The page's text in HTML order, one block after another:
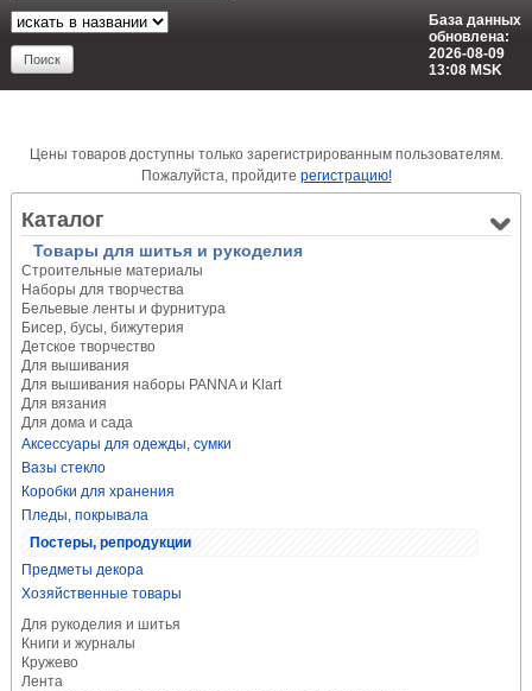
База данных
обновлена:
2026-08-09
13:08 MSK
Цены товаров доступны только зарегистрированным пользователям.
Пожалуйста, пройдите регистрацию!
Каталог
Товары для шитья и рукоделия
Строительные материалы
Наборы для творчества
Бельевые ленты и фурнитура
Бисер, бусы, бижутерия
Детское творчество
Для вышивания
Для вышивания наборы PANNA и Klart
Для вязания
Для дома и сада
Аксессуары для одежды, сумки
Вазы стекло
Коробки для хранения
Пледы, покрывала
Постеры, репродукции
Предметы декора
Хозяйственные товары
Для рукоделия и шитья
Книги и журналы
Кружево
Лента